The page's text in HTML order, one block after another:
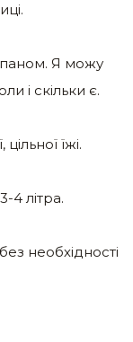
паном. Я можу
і скільки є.
їжі.
4 літра.
необхідності